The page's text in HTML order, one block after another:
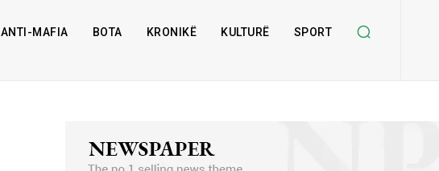
ANTI-MAFIA BOTA KRONIKË KULTURË SPORT